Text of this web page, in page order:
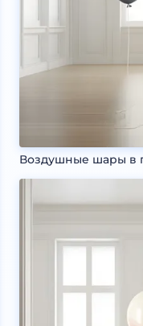
Воздушные шары в